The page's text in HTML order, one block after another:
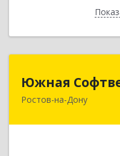
Южная
Ростов-на-Дону
Южная
344116,